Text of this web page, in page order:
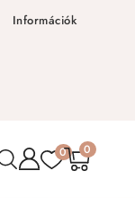
Információk
0 0